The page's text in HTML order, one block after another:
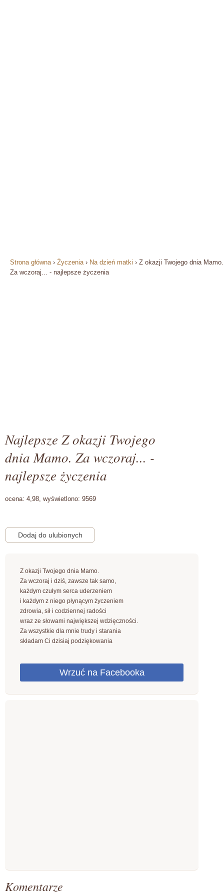
Strona główna › Życzenia › Na dzień matki › Z okazji Twojego dnia Mamo.
Za wczoraj... - najlepsze życzenia
Najlepsze Z okazji Twojego
dnia Mamo. Za wczoraj... -
najlepsze życzenia
ocena: 4,98, wyświetlono: 9569
Z okazji Twojego dnia Mamo.
Za wczoraj i dziś, zawsze tak samo,
każdym czułym serca uderzeniem
i każdym z niego płynącym życzeniem
zdrowia, sił i codziennej radości
wraz ze słowami największej wdzięczności.
Za wszystkie dla mnie trudy i starania
składam Ci dzisiaj podziękowania
Komentarze